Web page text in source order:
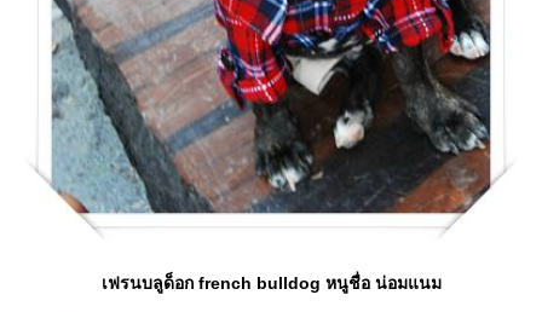
เฟรนบลูด็อก french bulldog หนูชื่อ น่อมแนม